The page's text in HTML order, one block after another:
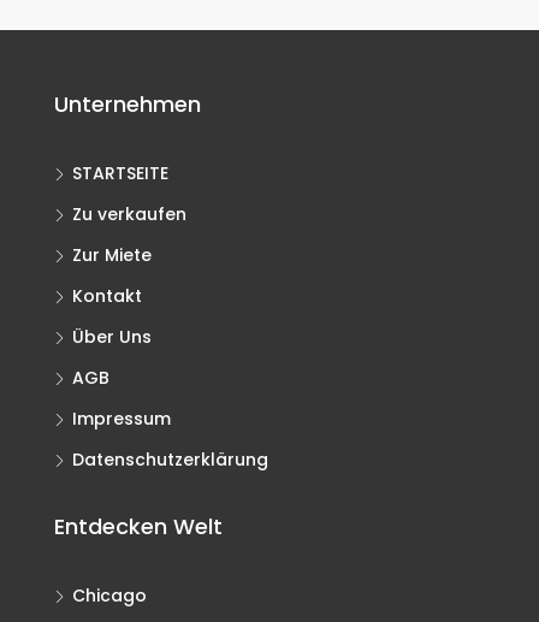
Unternehmen
STARTSEITE
Zu verkaufen
Zur Miete
Kontakt
Über Uns
AGB
Impressum
Datenschutzerklärung
Entdecken Welt
Chicago